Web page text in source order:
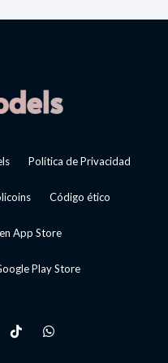
Política de Privacidad
Código ético
App Store
Play Store